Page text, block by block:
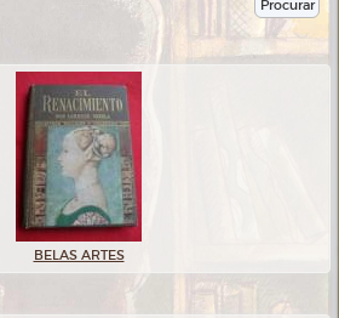
BELAS ARTES